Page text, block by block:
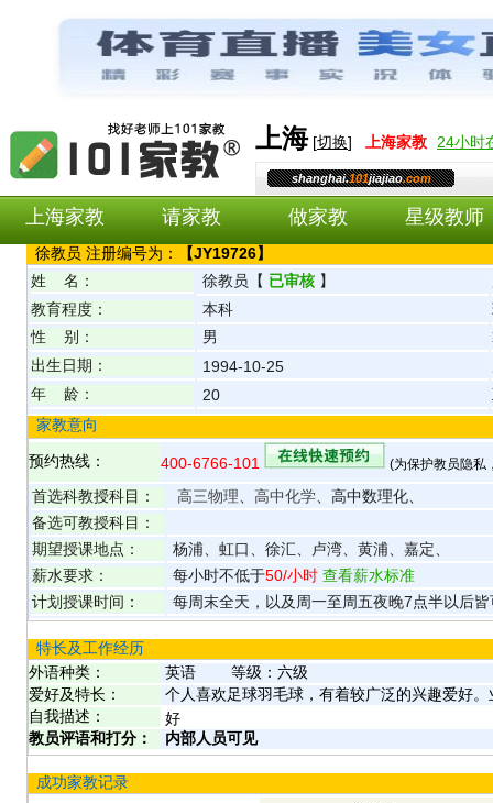
上海[切换] 上海家教 24小时
shanghai.101jiajiao.com
上海家教 请家教 做家教 星级教师
徐教员 注册编号为： 【JY19726】
姓 名：
徐教员 【 已审核 】
教育程度：
本科
性 别：
男
出生日期：
1994-10-25
年 龄：
20
家教意向
预约热线： 400-6766-101 (为保护教员隐私
首选科教授科目： 高三物理 高中化学 、高中数理化、
备选可教授科目：
期望授课地点：
杨浦、虹口、徐汇、卢湾、黄浦、嘉定、
薪水要求：
每小时不低于50/小时 查看薪水标准
计划授课时间：
每周末全天，以及周一至周五夜晚7点半以后皆
特长及工作经历
外语种类：
英语 等级： 六级
爱好及特长：
个人喜欢足球羽毛球，有着较广泛的兴趣爱好
自我描述：
好
教员评语和打分：
内部人员可见
成功家教记录